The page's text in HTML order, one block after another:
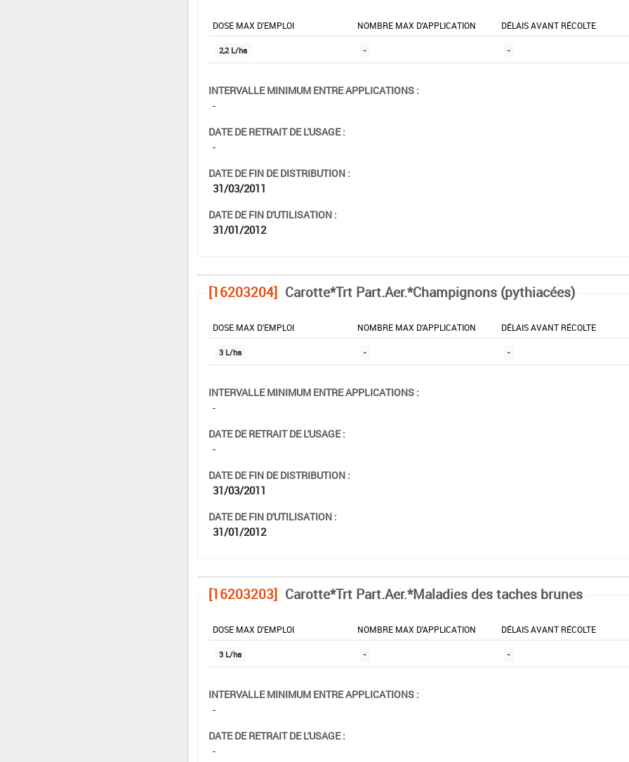
DOSE MAX D'EMPLOI NOMBRE MAX D'APPLICATION DÉLAIS AVANT RÉCOLTE
2,2 L/ha - -
INTERVALLE MINIMUM ENTRE APPLICATIONS :
-
DATE DE RETRAIT DE L'USAGE :
-
DATE DE FIN DE DISTRIBUTION :
31/03/2011
DATE DE FIN D'UTILISATION :
31/01/2012
[16203204] Carotte*Trt Part.Aer.*Champignons (pythiacées)
DOSE MAX D'EMPLOI NOMBRE MAX D'APPLICATION DÉLAIS AVANT RÉCOLTE
3 L/ha - -
INTERVALLE MINIMUM ENTRE APPLICATIONS :
-
DATE DE RETRAIT DE L'USAGE :
-
DATE DE FIN DE DISTRIBUTION :
31/03/2011
DATE DE FIN D'UTILISATION :
31/01/2012
[16203203] Carotte*Trt Part.Aer.*Maladies des taches brunes
DOSE MAX D'EMPLOI NOMBRE MAX D'APPLICATION DÉLAIS AVANT RÉCOLTE
3 L/ha - -
INTERVALLE MINIMUM ENTRE APPLICATIONS :
-
DATE DE RETRAIT DE L'USAGE :
-